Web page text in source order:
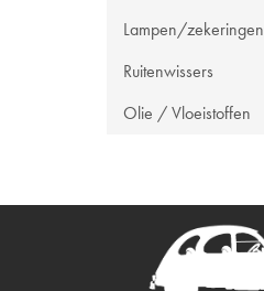
Lampen/zekeringen
Ruitenwissers
Olie / Vloeistoffen